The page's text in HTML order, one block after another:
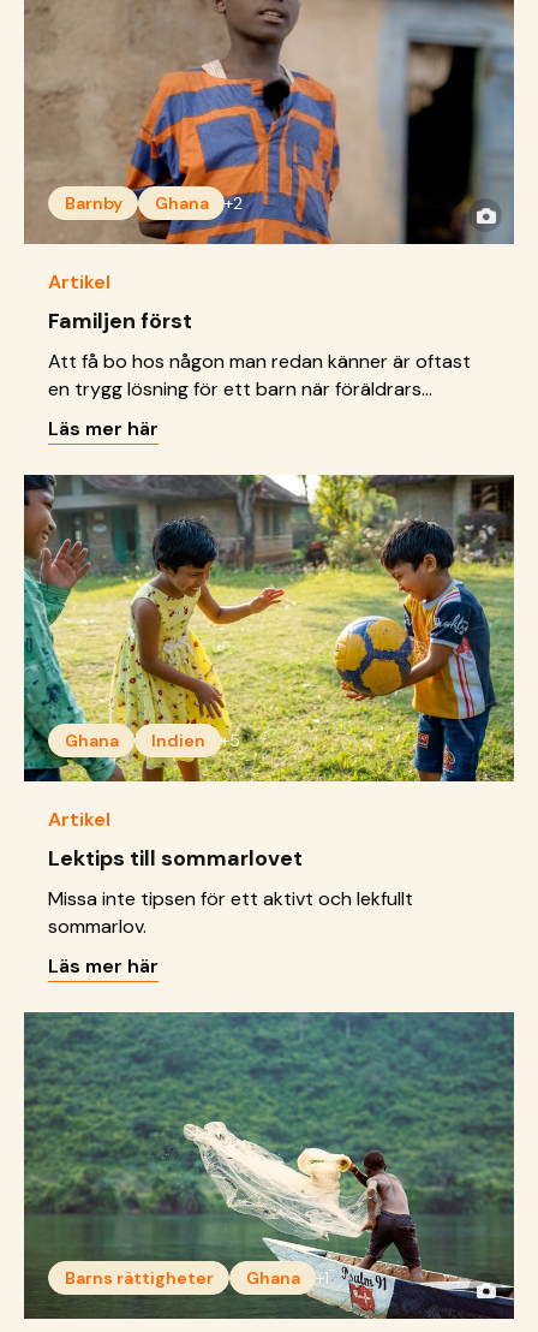
Barnby Ghana +2
Artikel
Familjen först
Att få bo hos någon man redan känner är oftast
en trygg lösning för ett barn när föräldrars
omsorg saknas. För Hamid blev den tryggheten
hans farmor.
Läs mer här
Ghana Indien +5
Artikel
Lektips till sommarlovet
Missa inte tipsen för ett aktivt och lekfullt
sommarlov.
Läs mer här
Barns rättigheter Ghana +1